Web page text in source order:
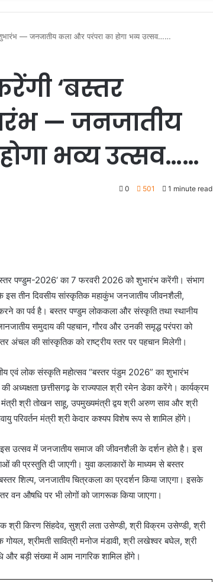
शुभारंभ — जनजातीय कला और परंपरा का होगा भव्य उत्सव……
‘बस्तर
— जनजातीय
भव्य उत्सव……
0 501 1 minute read
पण्डुम-2026‘ का 7 फरवरी 2026 को शुभारंभ करेंगी। संभाग
तीन दिवसीय सांस्कृतिक महाकुंभ जनजातीय जीवनशैली,
का पर्व है। बस्तर पण्डुम लोककला और संस्कृति तथा स्थानीय
समुदाय की पहचान, गौरव और उनकी समृद्ध परंपरा को
अंचल की सांस्कृतिक को राष्ट्रीय स्तर पर पहचान मिलेगी।
एवं लोक संस्कृति महोत्सव “बस्तर पंडुम 2026” का शुभारंभ
अध्यक्षता छत्तीसगढ़ के राज्यपाल श्री रमेन डेका करेंगे। कार्यक्रम
श्री तोखन साहू, उपमुख्यमंत्री द्वय श्री अरुण साव और श्री
परिवर्तन मंत्री श्री केदार कश्यप विशेष रूप से शामिल होंगे।
उत्सव में जनजातीय समाज की जीवनशैली के दर्शन होते है। इस
की प्रस्तुति दी जाएगी। युवा कलाकारों के माध्यम से बस्तर
शिल्प, जनजातीय चित्रकला का प्रदर्शन किया जाएगा। इसके
वन औषधि पर भी लोगों को जागरूक किया जाएगा।
श्री किरण सिंहदेव, सुश्री लता उसेण्डी, श्री विक्रम उसेण्डी, श्री
श्रीमती सावित्री मनोज मंडावी, श्री लखेश्वर बघेल, श्री
और बड़ी संख्या में आम नागरिक शामिल होंगे।